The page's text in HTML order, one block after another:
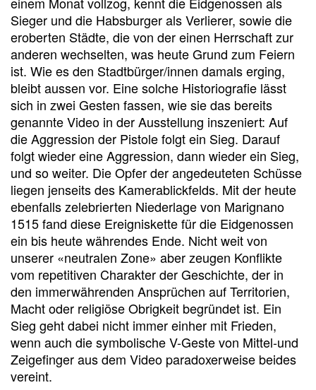
Sieger und die Habsburger als Verlierer, sowie die
eroberten Städte, die von der einen Herrschaft zur
anderen wechselten, was heute Grund zum Feiern
ist. Wie es den Stadtbürger/innen damals erging,
bleibt aussen vor. Eine solche Historiografie lässt
sich in zwei Gesten fassen, wie sie das bereits
genannte Video in der Ausstellung inszeniert: Auf
die Aggression der Pistole folgt ein Sieg. Darauf
folgt wieder eine Aggression, dann wieder ein Sieg,
und so weiter. Die Opfer der angedeuteten Schüsse
liegen jenseits des Kamerablickfelds. Mit der heute
ebenfalls zele­brierten Niederlage von Marignano
1515 fand diese Ereigniskette für die Eidgenossen
ein bis heute währendes Ende. Nicht weit von
unserer «neutralen Zone» aber zeugen Konflikte
vom repetitiven Charakter der Geschichte, der in
den immerwährenden Ansprüchen auf Territorien,
Macht oder religiöse Obrigkeit begründet ist. Ein
Sieg geht dabei nicht immer einher mit Frieden,
wenn auch die symbolische V-Geste von Mittel-und
Zeigefinger aus dem Video paradoxerweise beides
vereint.